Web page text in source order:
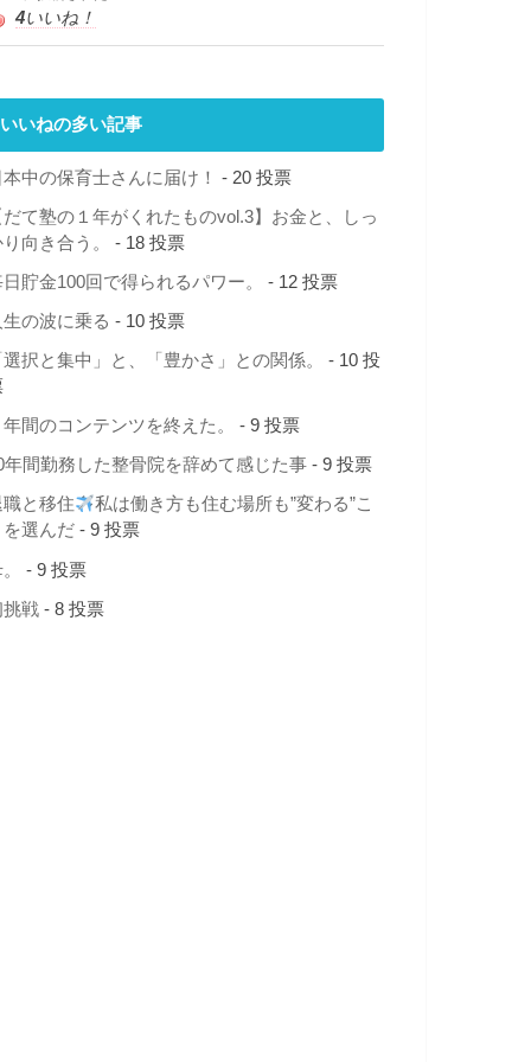
4いいね！
いいねの多い記事
中の保育士さんに届け！ - 20 投票
だて塾の１年がくれたものvol.3】お金と、しっ
向き合う。
- 18 投票
貯金100回で得られるパワー。 - 12 投票
生の波に乗る - 10 投票
選択と集中」と、「豊かさ」との関係。
- 10 投
間のコンテンツを終えた。 - 9 投票
年間勤務した整骨院を辞めて感じた事 - 9 投票
職と移住
私は働き方も住む場所も”変わる”こ
を選んだ - 9 投票
- 9 投票
挑戦 - 8 投票